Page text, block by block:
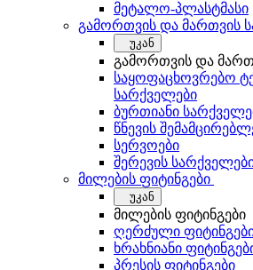
მეტალო-პლასტმასი
გამორთვის და მართვის
უკან
გამორთვის და
საყოფაცხოვრებო
სარქველები
ბურთიანი
წნევის
სერვოები
შერევის
მილების ფიტინგები
უკან
მილების ფიტინგები
ღერძული
ხრახნიანი
პრესის ფიტინგები